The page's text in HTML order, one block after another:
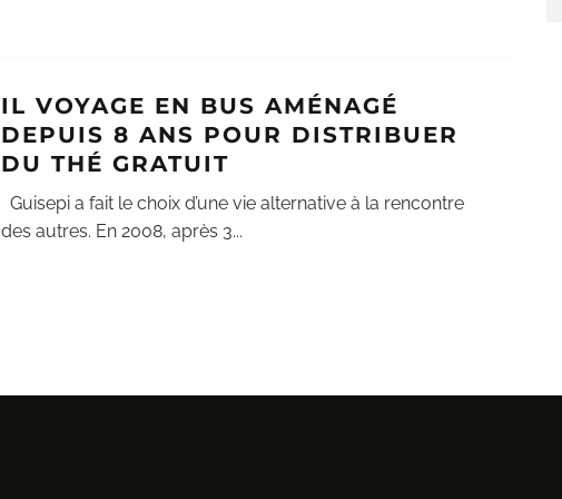
IL VOYAGE EN BUS AMÉNAGÉ
DEPUIS 8 ANS POUR DISTRIBUER
DU THÉ GRATUIT
Guisepi a fait le choix d’une vie alternative à la rencontre
des autres. En 2008, après 3...